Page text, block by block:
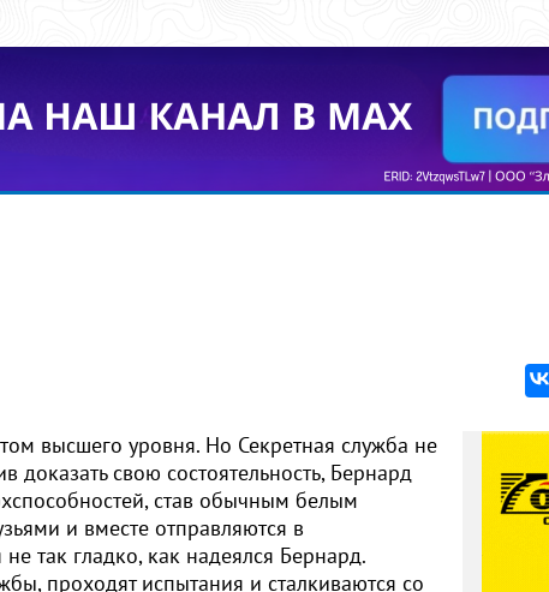
высшего уровня. Но Секретная служба не
свою состоятельность, Бернард
став обычным белым
и вместе отправляются в
так гладко, как надеялся Бернард.
проходят испытания и сталкиваются со